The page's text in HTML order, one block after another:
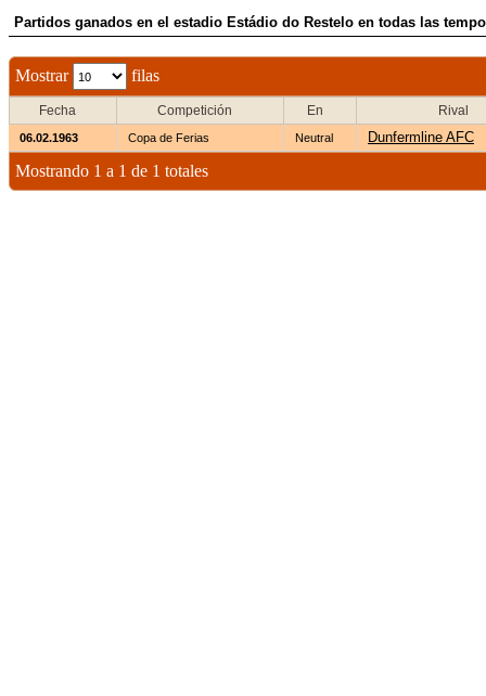
Partidos ganados en el estadio Estádio do Restelo en todas las
Mostrar filas
Fecha Competición En Rival
06.02.1963 Copa de Ferias Neutral Dunfermline AFC
Mostrando 1 a 1 de 1 totales